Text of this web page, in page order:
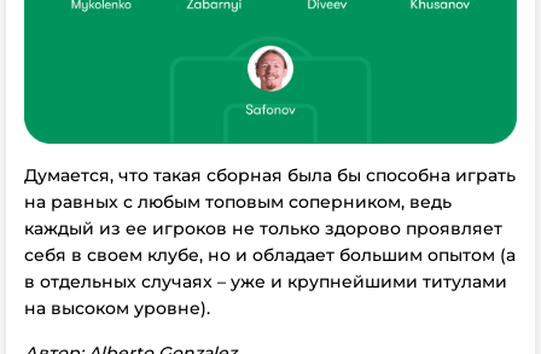
Думается, что такая сборная была бы способна играть
на равных с любым топовым соперником, ведь
каждый из ее игроков не только здорово проявляет
себя в своем клубе, но и обладает большим опытом (а
в отдельных случаях – уже и крупнейшими титулами
на высоком уровне).